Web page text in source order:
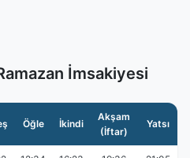
İmsakiyesi
Öğle İkindi
Akşam
(İftar)
Yatsı